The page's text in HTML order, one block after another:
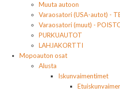
Muuta autoon
Varaosatori (USA-autot) -
Varaosatori (muut) -
PURKUAUTOT
LAHJAKORTTI
Mopoauton osat
Alusta
Iskunvaimentimet